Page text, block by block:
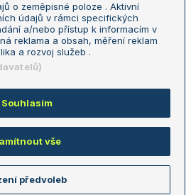
Nastavení soukromí
Reklama
Informace o zpracování osobních
údajů
Využíváme zpravodajství ČTK.
o zeměpisné poloze . Aktivní
údajů v rámci specifických
a/nebo přístup k informacím v
reklama a obsah, měření reklam
a rozvoj služeb .
Souhlasím
vše
předvoleb